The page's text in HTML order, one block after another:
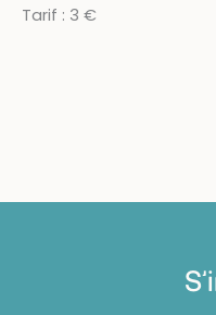
Tarif : 3 €